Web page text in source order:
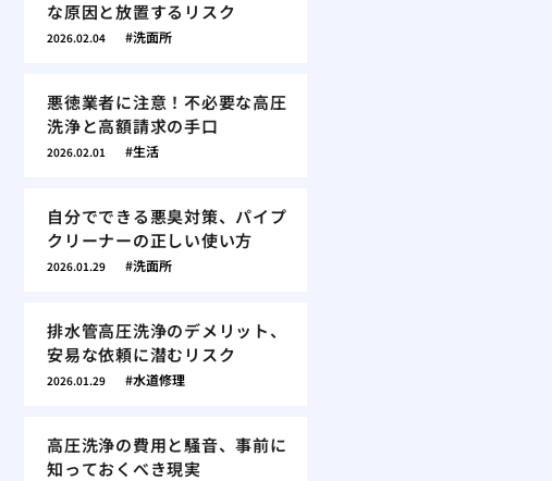
な原因と放置するリスク
2026.02.04 洗面所
悪徳業者に注意！不必要な高圧
洗浄と高額請求の手口
2026.02.01 生活
自分でできる悪臭対策、パイプ
クリーナーの正しい使い方
2026.01.29 洗面所
排水管高圧洗浄のデメリット、
安易な依頼に潜むリスク
2026.01.29 水道修理
高圧洗浄の費用と騒音、事前に
知っておくべき現実